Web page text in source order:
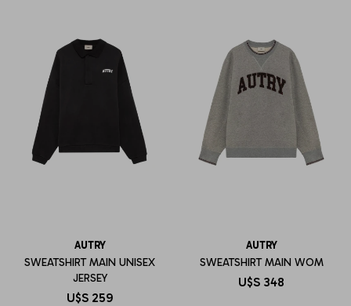
AUTRY
SWEATSHIRT MAIN UNISEX
JERSEY
U$S 259
AUTRY
SWEATSHIRT MAIN WOM
U$S 348